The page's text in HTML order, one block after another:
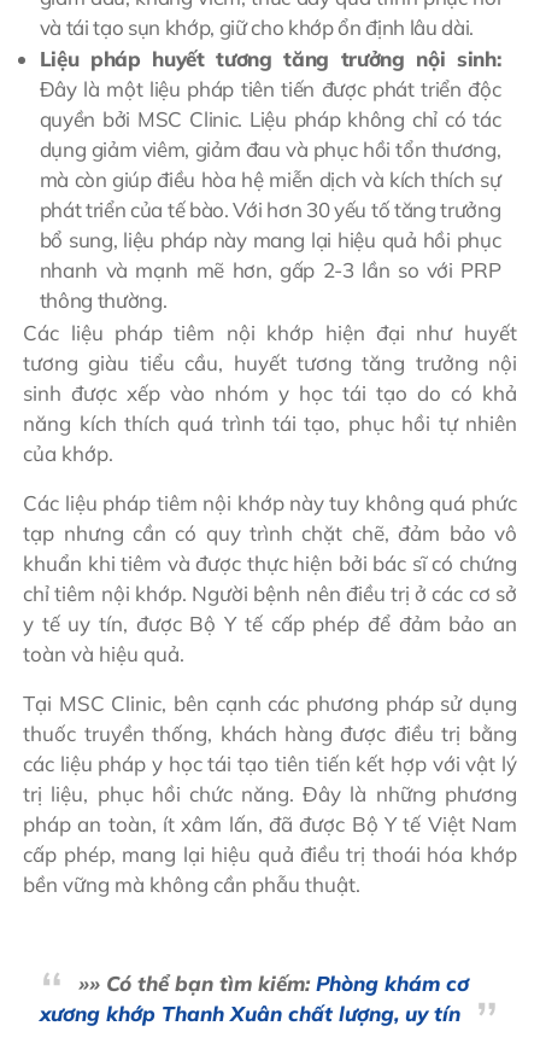
và tái tạo sụn khớp, giữ cho khớp ổn định lâu dài.
Liệu pháp huyết tương tăng trưởng nội sinh:
Đây là một liệu pháp tiên tiến được phát triển độc
quyền bởi MSC Clinic. Liệu pháp không chỉ có tác
dụng giảm viêm, giảm đau và phục hồi tổn thương,
mà còn giúp điều hòa hệ miễn dịch và kích thích sự
phát triển của tế bào. Với hơn 30 yếu tố tăng trưởng
bổ sung, liệu pháp này mang lại hiệu quả hồi phục
nhanh và mạnh mẽ hơn, gấp 2-3 lần so với PRP
thông thường.
Các liệu pháp tiêm nội khớp hiện đại như huyết
tương giàu tiểu cầu, huyết tương tăng trưởng nội
sinh được xếp vào nhóm y học tái tạo do có khả
năng kích thích quá trình tái tạo, phục hồi tự nhiên
của khớp.
Các liệu pháp tiêm nội khớp này tuy không quá phức
tạp nhưng cần có quy trình chặt chẽ, đảm bảo vô
khuẩn khi tiêm và được thực hiện bởi bác sĩ có chứng
chỉ tiêm nội khớp. Người bệnh nên điều trị ở các cơ sở
y tế uy tín, được Bộ Y tế cấp phép để đảm bảo an
toàn và hiệu quả.
Tại MSC Clinic, bên cạnh các phương pháp sử dụng
thuốc truyền thống, khách hàng được điều trị bằng
các liệu pháp y học tái tạo tiên tiến kết hợp với vật lý
trị liệu, phục hồi chức năng. Đây là những phương
pháp an toàn, ít xâm lấn, đã được Bộ Y tế Việt Nam
cấp phép, mang lại hiệu quả điều trị thoái hóa khớp
bền vững mà không cần phẫu thuật.
»» Có thể bạn tìm kiếm:Phòng khám cơ
xương khớp Thanh Xuân chất lượng, uy tín